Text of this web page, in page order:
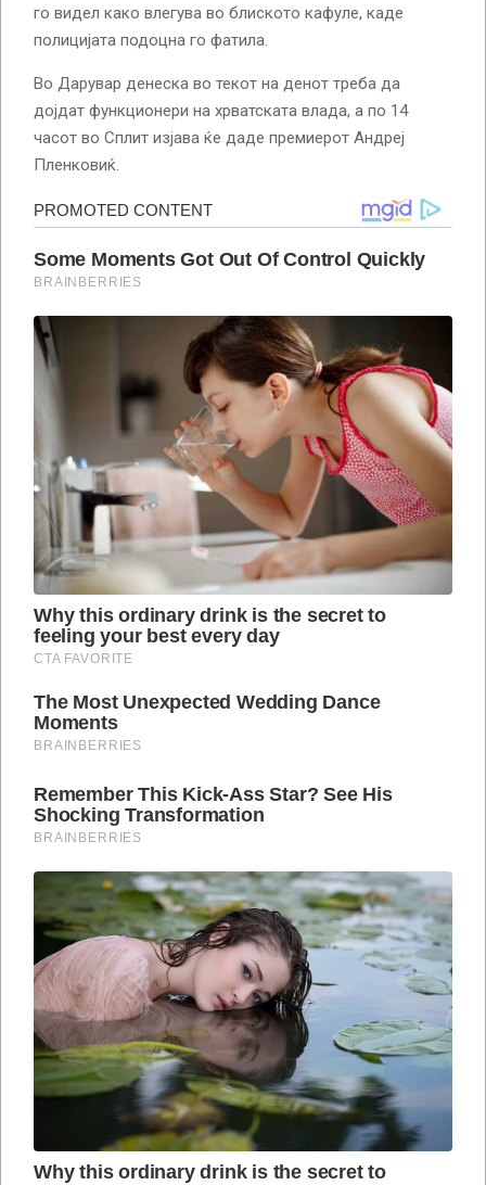
го видел како влегува во блиското кафуле, каде
полицијата подоцна го фатила.
Во Дарувар денеска во текот на денот треба да
дојдат функционери на хрватската влада, а по 14
часот во Сплит изјава ќе даде премиерот Андреј
Пленковиќ.